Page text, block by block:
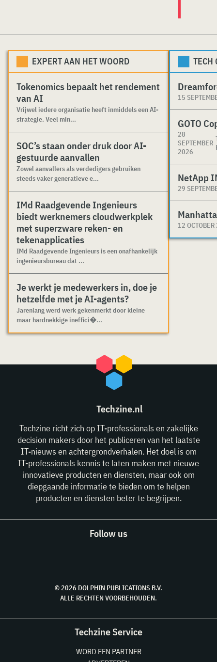
EXPERT AAN HET WOORD
Tokenomics bepaalt het rendement
van AI
Vrijwel iedere organisatie heeft inmiddels een AI-
strategie. Veel min...
SOC’s staan onder druk door AI-
gestuurde aanvallen
Zowel aanvallers als verdedigers gebruiken
steeds vaker generatieve e...
IMd Raadgevende Ingenieurs
biedt werknemers cloudwerkplek
met superzware reken- en
tekenapplicaties
IMd Raadgevende Ingenieurs is een onafhankelijk
ingenieursbureau dat ...
Je werkt je medewerkers in, doe je
hetzelfde met je AI-agents?
Jarenlang werd werk gekenmerkt door kleine
maar hardnekkige ineffici�...
TECH
15
GOTO
28
SEPTEMBER
2026
NetApp
29
12
Techzine.nl
Techzine richt zich op IT-professionals en zakelijke
decision makers door het publiceren van het laatste
IT-nieuws en achtergrondverhalen. Het doel is om
IT-professionals kennis te laten maken met nieuwe
innovatieve producten en diensten, maar ook om
diepgaande informatie te bieden om te helpen
producten en diensten beter te begrijpen.
Follow us
© 2026 DOLPHIN PUBLICATIONS B.V.
ALLE RECHTEN VOORBEHOUDEN.
Techzine Service
WORD EEN PARTNER